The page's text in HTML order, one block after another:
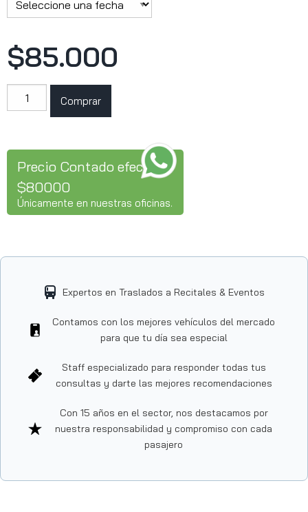
$85.000
Stray
Kids
Comprar
Precio Contado efectivo
$80000
Únicamente en nuestras oficinas.
Expertos en Traslados a Recitales & Eventos
Contamos con los mejores vehículos del mercado
para que tu día sea especial
Staff especializado para responder todas tus
consultas y darte las mejores recomendaciones
Con 15 años en el sector, nos destacamos por
nuestra responsabilidad y compromiso con cada
pasajero